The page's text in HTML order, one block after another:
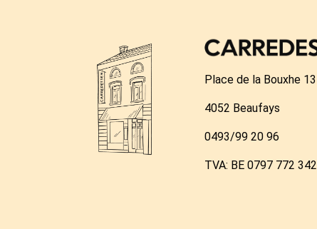
Place de la Bouxhe 13
4052 Beaufays
0493/99 20 96
TVA: BE 0797 772 342